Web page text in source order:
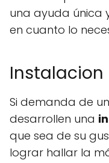
una ayuda única
en cuanto lo
Instalacion
Si demanda de
desarrollen una
que sea de su
lograr hallar la